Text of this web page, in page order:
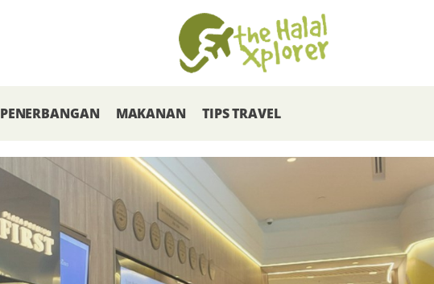
PENERBANGAN MAKANAN TIPS TRAVEL